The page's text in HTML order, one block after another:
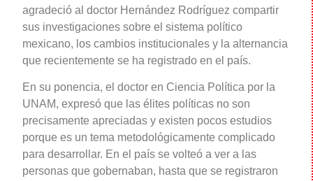
agradeció al doctor Hernández Rodríguez compartir
sus investigaciones sobre el sistema político
mexicano, los cambios institucionales y la alternancia
que recientemente se ha registrado en el país.
En su ponencia, el doctor en Ciencia Política por la
UNAM, expresó que las élites políticas no son
precisamente apreciadas y existen pocos estudios
porque es un tema metodológicamente complicado
para desarrollar. En el país se volteó a ver a las
personas que gobernaban, hasta que se registraron